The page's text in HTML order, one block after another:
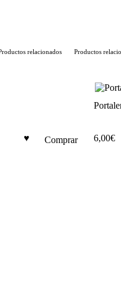
relacionados Productos
Comprar 6,00€